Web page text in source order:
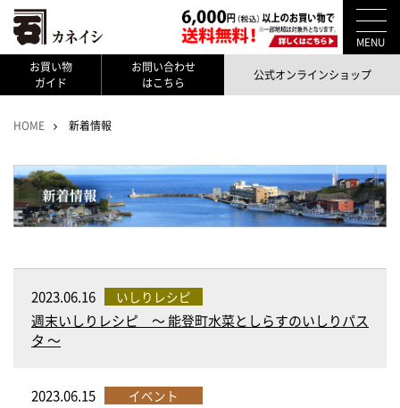
MENU
お買い物
ガイド
お問い合わせ
はこちら
公式オンラインショップ
HOME 新着情報
2023.06.16 いしりレシピ
週末いしりレシピ ～ 能登町水菜としらすのいしりパス
タ ～
2023.06.15 イベント